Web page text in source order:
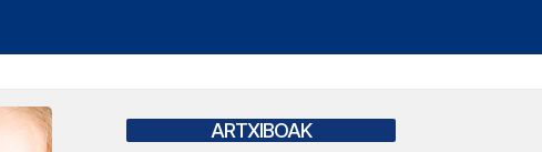
ARTXIBOAK